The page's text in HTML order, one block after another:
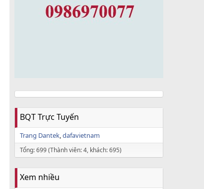
BQT Trực Tuyến
Trang Dantek dafavietnam
Tổng: 699 (Thành viên: 4, khách: 695)
Xem nhiều